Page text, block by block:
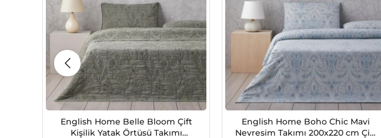
English Home Belle Bloom Çift
Kişilik Yatak Örtüsü Takımı
English Home Boho Chic Mavi
Nevresim Takımı 200x220 cm Çift